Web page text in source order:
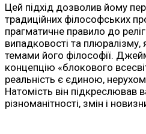
Цей підхід дозволив йому
традиційних філософських
прагматичне правило до
випадковості та плюралізму,
темами його філософії.
концепцію «блокового
реальність є єдиною,
Натомість він підкреслював
різноманітності, змін і